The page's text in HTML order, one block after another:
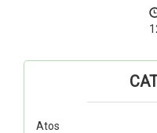
Atos